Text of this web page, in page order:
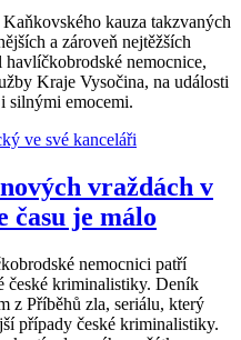
kauza takzvaných
a zároveň nejtěžších
nemocnice,
Kraje Vysočina, na události
silnými emocemi.
vraždách v
času je málo
nemocnici patří
české kriminalistiky. Deník
z Příběhů zla, seriálu, který
případy české kriminalistiky.